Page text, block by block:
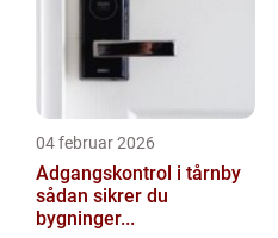
04 februar 2026
Adgangskontrol i tårnby
sådan sikrer du
bygninger...